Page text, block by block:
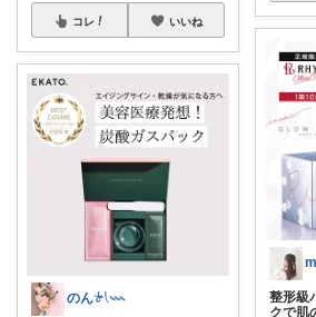
コレ いいね
のん𓍯𓇠
整形級
クで肌